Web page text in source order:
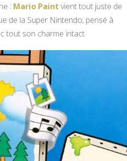
: Mario Paint vient tout juste de
de la Super Nintendo, pensé à
tout son charme intact.